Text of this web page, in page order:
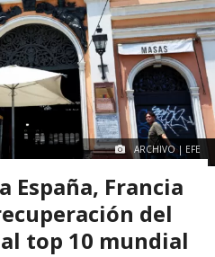
ARCHIVO | EFE
España, Francia
del
top 10 mundial